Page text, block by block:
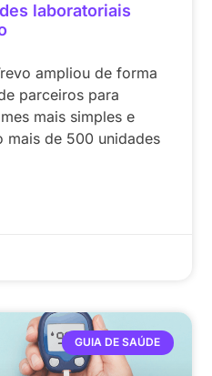
laboratoriais
ampliou de forma
parceiros para
mais simples e
mais de 500 unidades
GUIA DE SAÚDE